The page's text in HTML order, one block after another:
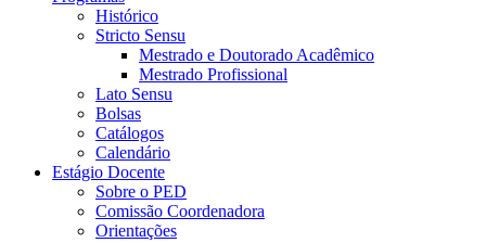
Histórico
Stricto Sensu
Mestrado e Doutorado Acadêmico
Mestrado Profissional
Lato Sensu
Bolsas
Catálogos
Calendário
Estágio Docente
Sobre o PED
Comissão Coordenadora
Orientações